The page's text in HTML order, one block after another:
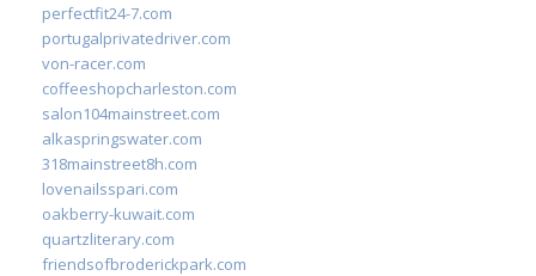
perfectfit24-7.com
portugalprivatedriver.com
von-racer.com
coffeeshopcharleston.com
salon104mainstreet.com
alkaspringswater.com
318mainstreet8h.com
lovenailsspari.com
oakberry-kuwait.com
quartzliterary.com
friendsofbroderickpark.com